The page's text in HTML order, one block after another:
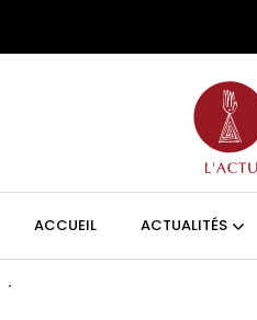
ACCUEIL ACTUALITÉS